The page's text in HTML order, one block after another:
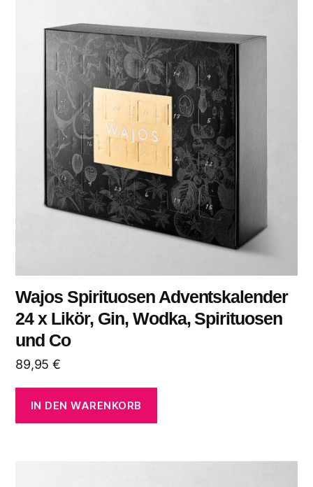
Wajos Spirituosen Adventskalender
24 x Likör, Gin, Wodka, Spirituosen
und Co
89,95 €
IN DEN WARENKORB